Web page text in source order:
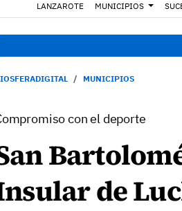
LANZAROTE MUNICIPIOS
MUNICIPIOS
con el deporte
de